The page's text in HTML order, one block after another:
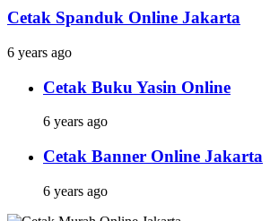
Cetak Spanduk Online Jakarta
6 years ago
Cetak Buku Yasin Online
6 years ago
Cetak Banner Online Jakarta
6 years ago